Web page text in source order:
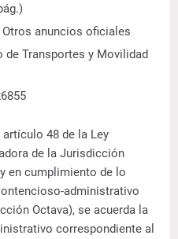
anuncios oficiales
Transportes y Movilidad
48 de la Ley
de la Jurisdicción
en cumplimiento de lo
administrativo
Octava), se acuerda la
correspondiente al